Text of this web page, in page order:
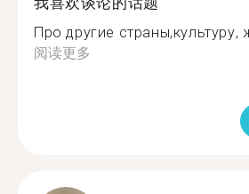
Про другие страны,культуру,
阅读更多